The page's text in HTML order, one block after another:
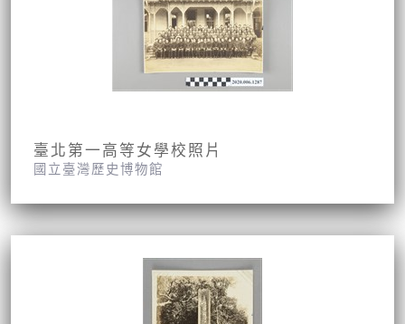
臺北第一高等女學校照片
國立臺灣歷史博物館